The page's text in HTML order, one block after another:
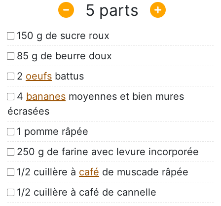
5
150 g de sucre roux
85 g de beurre doux
2 oeufs battus
4 bananes moyennes et bien mures
écrasées
1 pomme râpée
250 g de farine avec levure incorporée
1/2 cuillère à café de muscade râpée
1/2 cuillère à café de cannelle